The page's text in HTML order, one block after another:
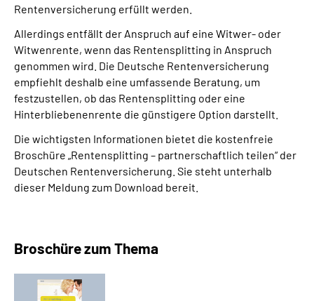
Rentenversicherung erfüllt werden.
Allerdings entfällt der Anspruch auf eine Witwer- oder
Witwenrente, wenn das Rentensplitting in Anspruch
genommen wird. Die Deutsche Rentenversicherung
empfiehlt deshalb eine umfassende Beratung, um
festzustellen, ob das Rentensplitting oder eine
Hinterbliebenenrente die günstigere Option darstellt.
Die wichtigsten Informationen bietet die kostenfreie
Broschüre „Rentensplitting – partnerschaftlich teilen“ der
Deutschen Rentenversicherung. Sie steht unterhalb
dieser Meldung zum Download bereit.
Broschüre zum Thema